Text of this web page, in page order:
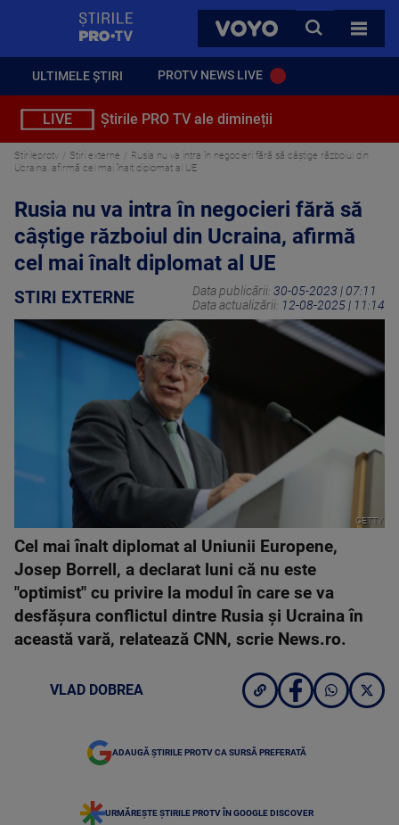
VOYO
CAUTA
TOATE
ULTIMELE ȘTIRI PROTV NEWS LIVE
LIVE Știrile PRO TV ale dimineții
Stirileprotv Stiri externe
Rusia nu va intra în negocieri fără să câştige războiul din
Ucraina, afirmă cel mai înalt diplomat al UE
Rusia nu va intra în negocieri fără să
câştige războiul din Ucraina, afirmă
cel mai înalt diplomat al UE
STIRI EXTERNE Data publicării: 30-05-2023 | 07:11
Data actualizării: 12-08-2025 | 11:14
GETTY
Cel mai înalt diplomat al Uniunii Europene,
Josep Borrell, a declarat luni că nu este
"optimist" cu privire la modul în care se va
desfăşura conflictul dintre Rusia şi Ucraina în
această vară, relatează CNN, scrie News.ro.
VLAD DOBREA
ADAUGĂ ȘTIRILE PROTV CA SURSĂ PREFERATĂ
URMĂREȘTE ȘTIRILE PROTV ÎN GOOGLE DISCOVER